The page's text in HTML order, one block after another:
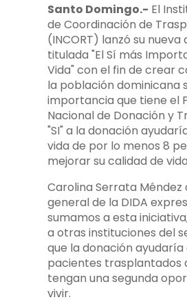
Santo Domingo.- El
de Coordinación de
(INCORT) lanzó su
titulada "El Sí más
Vida" con el fin de crear
la población dominicana
importancia que tiene el
Nacional de Donación y
"SI" a la donación
vida de por lo menos 8
mejorar su calidad de
Carolina Serrata
general de la DIDA
sumamos a esta
a otras instituciones del
que la donación ayudaría
pacientes trasplantados
tengan una segunda
vivir.